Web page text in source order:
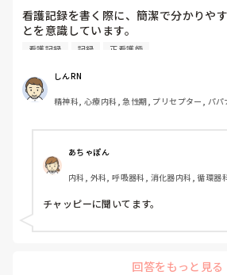
看護記録を書く際に、簡潔で分かりや
とを意識しています。
しかし忙しい日は、必要な情報を漏れ
皆さんは看護記録を効率よく作成する
とはありますか。
看護記録 記録 正看護師
しんRN
精神科, 心療内科, 急性期, プリセプター, パパ
あちゃぽん
内科, 外科, 呼吸器科, 消化器内科, 循環器
合診療科, 救急科, 超急性期, ICU, CCU,
ス, 外来, 神経内科, 脳神経外科, NICU, 消
チャッピーに聞いてます。
回答をもっと見る